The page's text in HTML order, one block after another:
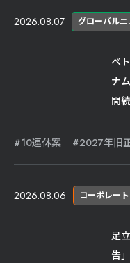
グローバルニ
2026.08.07
ベ
ナ
間
10連休案 2027年旧
コーポレート
2026.08.06
足
告